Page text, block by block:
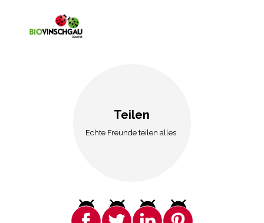
Teilen
Echte Freunde teilen alles.